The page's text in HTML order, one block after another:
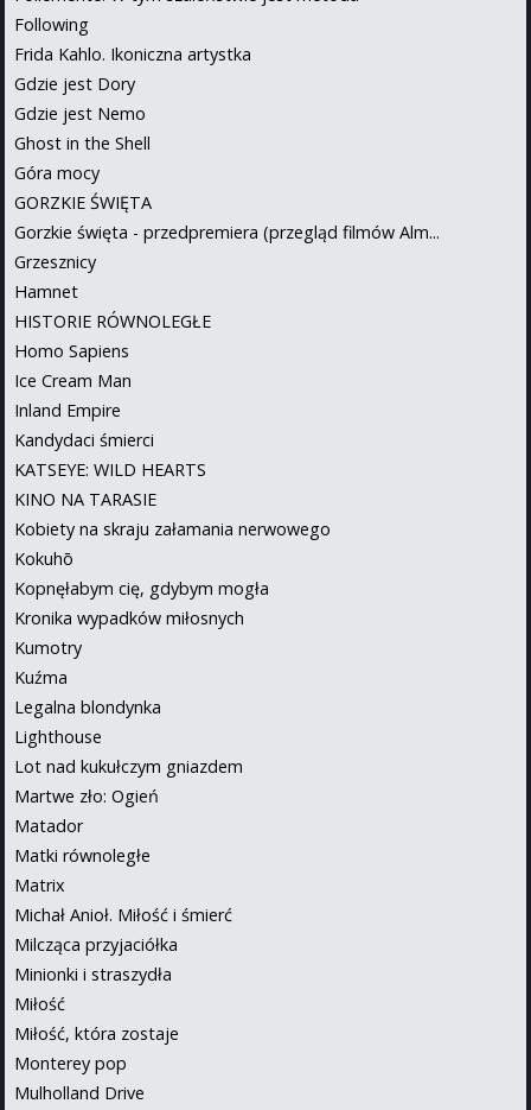
Following
Frida Kahlo. Ikoniczna artystka
Gdzie jest Dory
Gdzie jest Nemo
Ghost in the Shell
Góra mocy
GORZKIE ŚWIĘTA
Gorzkie święta - przedpremiera (przegląd filmów Alm...
Grzesznicy
Hamnet
HISTORIE RÓWNOLEGŁE
Homo Sapiens
Ice Cream Man
Inland Empire
Kandydaci śmierci
KATSEYE: WILD HEARTS
KINO NA TARASIE
Kobiety na skraju załamania nerwowego
Kokuhō
Kopnęłabym cię, gdybym mogła
Kronika wypadków miłosnych
Kumotry
Kuźma
Legalna blondynka
Lighthouse
Lot nad kukułczym gniazdem
Martwe zło: Ogień
Matador
Matki równoległe
Matrix
Michał Anioł. Miłość i śmierć
Milcząca przyjaciółka
Minionki i straszydła
Miłość
Miłość, która zostaje
Monterey pop
Mulholland Drive